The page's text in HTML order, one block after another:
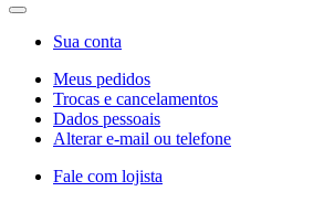
Sua conta
Meus pedidos
Trocas e cancelamentos
Dados pessoais
Alterar e-mail ou telefone
Fale com lojista